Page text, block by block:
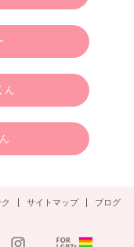
し上げます。
すよう心よりお祈り申し上げ
ございます。
ん
サイトマップ ブログ